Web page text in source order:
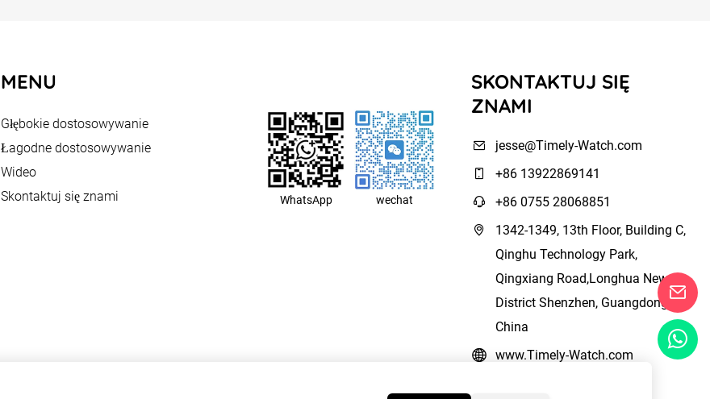
MENU
Głębokie dostosowywanie
Łagodne dostosowywanie
Wideo
Skontaktuj się znami
WhatsApp wechat
SKONTAKTUJ SIĘ
ZNAMI
jesse@Timely-Watch.com
+86 13922869141
+86 0755 28068851
1342-1349, 13th Floor, Building C,
Qinghu Technology Park,
Qingxiang Road,Longhua New
District Shenzhen, Guangdong,
China
www.Timely-Watch.com